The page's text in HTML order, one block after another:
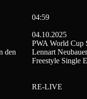
den
04:59
04.10.2025
PWA World Cup
Lennart
Freestyle Single
RE-LIVE